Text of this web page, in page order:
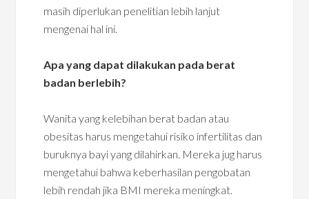
masih diperlukan penelitian lebih lanjut
mengenai hal ini.
Apa yang dapat dilakukan pada berat
badan berlebih?
Wanita yang kelebihan berat badan atau
obesitas harus mengetahui risiko infertilitas dan
buruknya bayi yang dilahirkan. Mereka jug harus
mengetahui bahwa keberhasilan pengobatan
lebih rendah jika BMI mereka meningkat.